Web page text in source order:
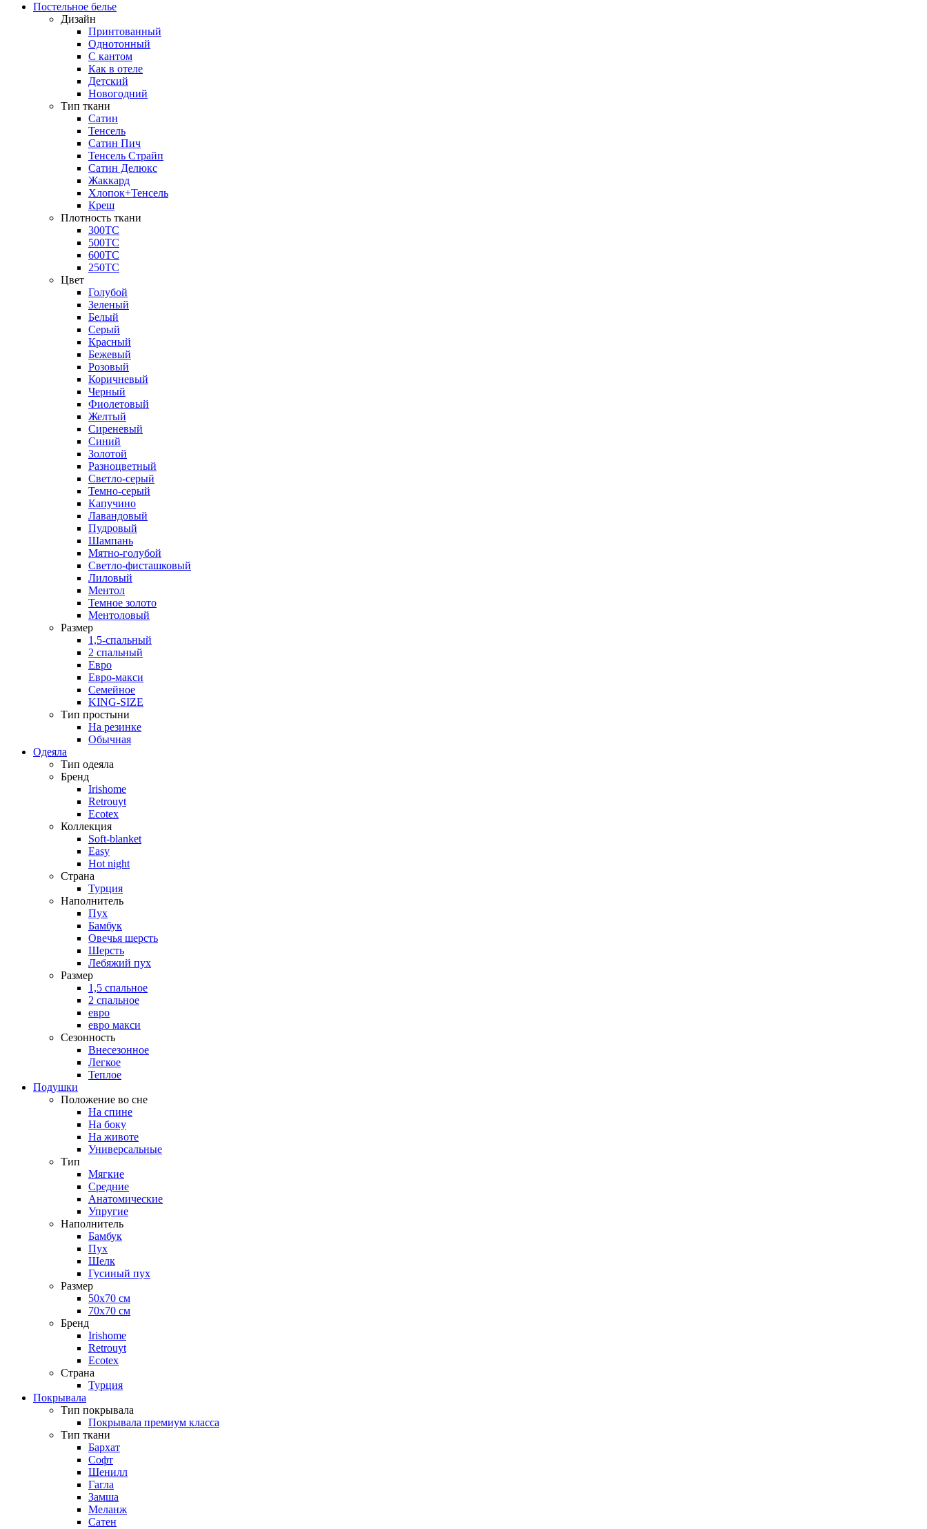
Постельное белье
Дизайн
Принтованный
Однотонный
С кантом
Как в отеле
Детский
Новогодний
Тип ткани
Сатин
Тенсель
Сатин Пич
Тенсель Страйп
Сатин Делюкс
Жаккард
Хлопок+Тенсель
Креш
Плотность ткани
300ТС
500ТС
600ТС
250ТС
Цвет
Голубой
Зеленый
Белый
Серый
Красный
Бежевый
Розовый
Коричневый
Черный
Фиолетовый
Желтый
Сиреневый
Синий
Золотой
Разноцветный
Светло-серый
Темно-серый
Капучино
Лавандовый
Пудровый
Шампань
Мятно-голубой
Светло-фисташковый
Лиловый
Ментол
Темное золото
Ментоловый
Размер
1,5-спальный
2 спальный
Евро
Евро-макси
Семейное
KING-SIZE
Тип простыни
На резинке
Обычная
Одеяла
Тип одеяла
Бренд
Irishome
Retrouyt
Ecotex
Коллекция
Soft-blanket
Easy
Hot night
Страна
Турция
Наполнитель
Пух
Бамбук
Овечья шерсть
Шерсть
Лебяжий пух
Размер
1,5 спальное
2 спальное
евро
евро макси
Сезонность
Внесезонное
Легкое
Теплое
Подушки
Положение во сне
На спине
На боку
На животе
Универсальные
Тип
Мягкие
Средние
Анатомические
Упругие
Наполнитель
Бамбук
Пух
Шелк
Гусиный пух
Размер
50х70 см
70х70 см
Бренд
Irishome
Retrouyt
Ecotex
Cтрана
Турция
Покрывала
Тип покрывала
Покрывала премиум класса
Тип ткани
Бархат
Софт
Шенилл
Гагла
Замша
Меланж
Сатен